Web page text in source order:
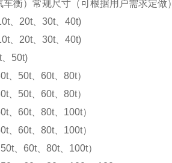
衡）常规尺寸（可根据用户需求定做）
、20t、30t、40t)
、20t、30t、40t)
50t)
、50t、60t、80t）
、50t、60t、80t）
、60t、80t、100t）
、60t、80t、100t）
、60t、80t、100t）